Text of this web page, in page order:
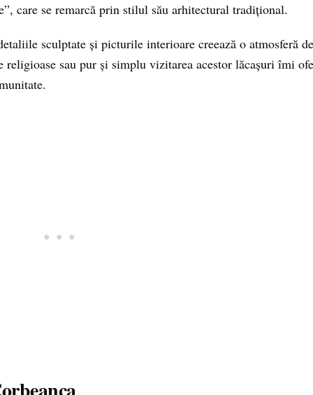
care se remarcă prin stilul său arhitectural tradițional.
sculptate și picturile interioare creează o atmosferă de
sau pur și simplu vizitarea acestor lăcașuri îmi